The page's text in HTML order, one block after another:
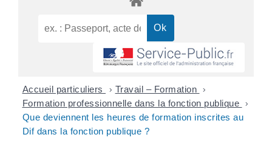
Accueil particuliers > Travail – Formation >
Formation professionnelle dans la fonction publique >
Que deviennent les heures de formation inscrites au
Dif dans la fonction publique ?